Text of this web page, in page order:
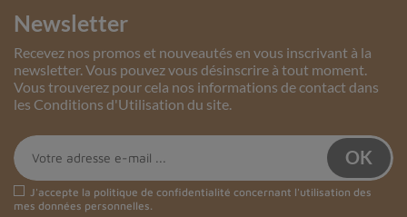
Newsletter
Recevez nos promos et nouveautés en vous inscrivant à la
newsletter. Vous pouvez vous désinscrire à tout moment.
Vous trouverez pour cela nos informations de contact dans
les Conditions d'Utilisation du site.
J'accepte la politique de confidentialité concernant l'utilisation des
mes données personnelles.